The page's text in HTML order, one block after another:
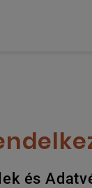
és